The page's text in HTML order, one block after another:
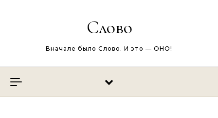
Слово
Вначале было Слово. И это — ОНО!